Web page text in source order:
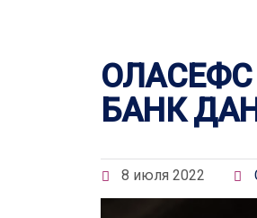
БАНК
8 июля 2022